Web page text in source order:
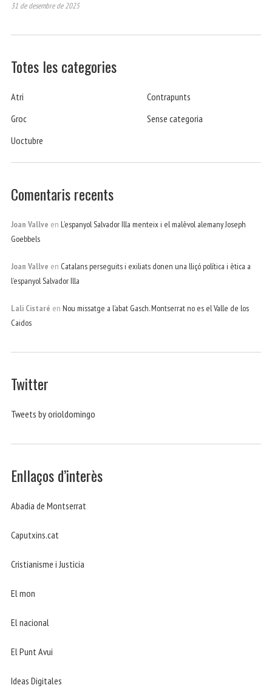
31 de desembre de 2025
Totes les categories
Atri
Contrapunts
Groc
Sense categoria
Uoctubre
Comentaris recents
Joan Vallve en L’espanyol Salvador Illa menteix i el malèvol alemany Joseph
Goebbels
Joan Vallve en Catalans perseguits i exiliats donen una lliçó política i ètica a
l’espanyol Salvador Illa
Lali Cistaré en Nou missatge a l’abat Gasch. Montserrat no es el Valle de los
Caidos
Twitter
Tweets by orioldomingo
Enllaços d’interès
Abadia de Montserrat
Caputxins.cat
Cristianisme i Justicia
El mon
El nacional
El Punt Avui
Ideas Digitales